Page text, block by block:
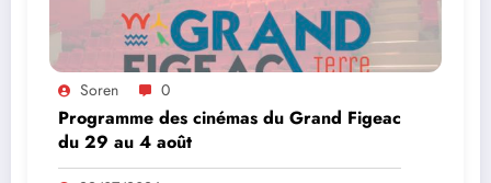
Soren 0
Programme des cinémas du Grand Figeac
du 29 au 4 août